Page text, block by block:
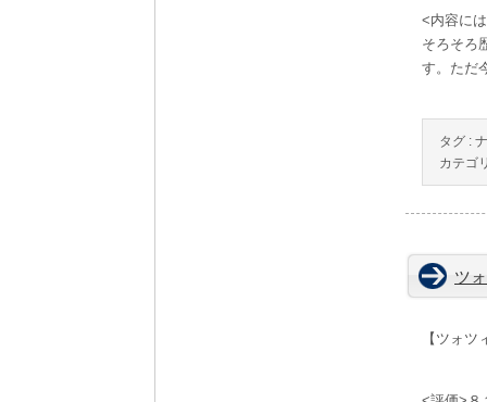
<内容に
そろそろ
す。ただ
タグ :
カテゴ
ツ
【ツォツ